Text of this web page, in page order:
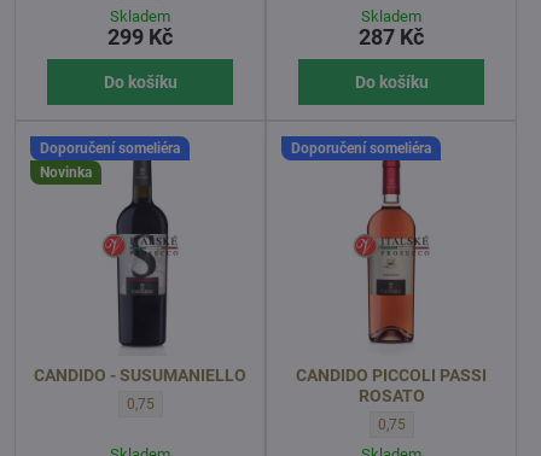
Skladem
299 Kč
Do košíku
Skladem
287 Kč
Do košíku
Doporučení someliéra
Novinka
CANDIDO - SUSUMANIELLO
CANDIDO - SUSUMANIELLO - OBJEM l:
0,75
Doporučení someliéra
CANDIDO PICCOLI PASSI
ROSATO
CANDIDO PICCOLI
0,75